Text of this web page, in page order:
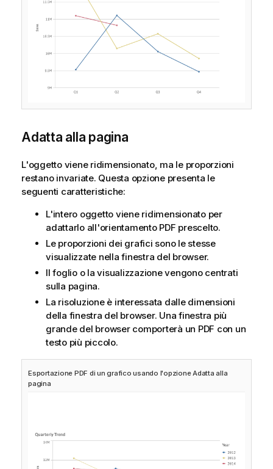
Adatta alla pagina
L'oggetto viene ridimensionato, ma le proporzioni
restano invariate. Questa opzione presenta le
seguenti caratteristiche:
L'intero oggetto viene ridimensionato per
adattarlo all'orientamento PDF prescelto.
Le proporzioni dei grafici sono le stesse
visualizzate nella finestra del browser.
Il foglio o la visualizzazione vengono centrati
sulla pagina.
La risoluzione è interessata dalle dimensioni
della finestra del browser. Una finestra più
grande del browser comporterà un PDF con un
testo più piccolo.
Esportazione PDF di un grafico usando l'opzione Adatta alla
pagina